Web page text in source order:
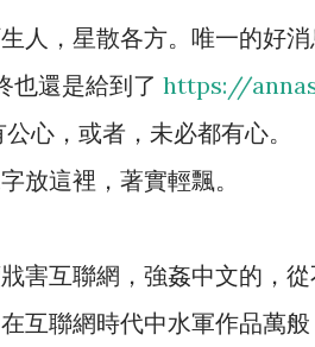
人，星散各方。唯一的好
也還是給到了 https://
心，或者，未必都有心。
放這裡，著實輕飄。
害互聯網，強姦中文的，
互聯網時代中水軍作品萬